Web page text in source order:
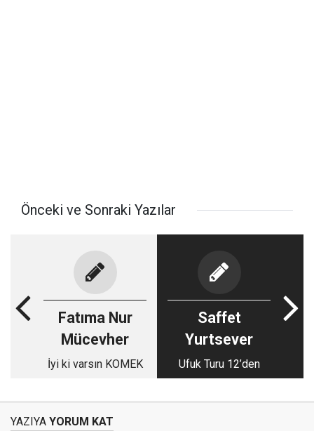
Önceki ve Sonraki Yazılar
Fatıma Nur
Mücevher
İyi ki varsın KOMEK
Saffet
Yurtsever
Ufuk Turu 12’den
YAZIYA YORUM KAT